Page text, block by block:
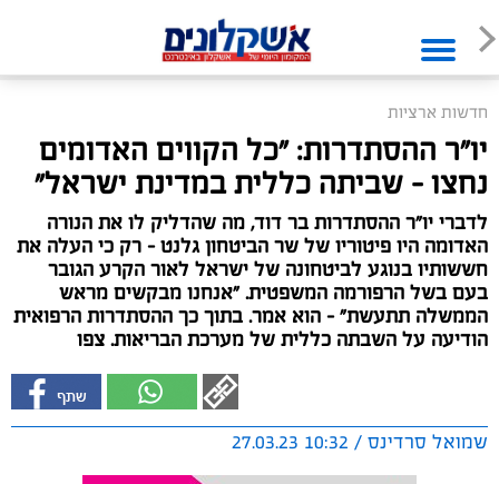
חדשות ארציות
יו״ר ההסתדרות: ״כל הקווים האדומים
נחצו - שביתה כללית במדינת ישראל״
לדברי יו"ר ההסתדרות בר דוד, מה שהדליק לו את הנורה
האדומה היו פיטוריו של שר הביטחון גלנט - רק כי העלה את
חששותיו בנוגע לביטחונה של ישראל לאור הקרע הגובר
בעם בשל הרפורמה המשפטית. "אנחנו מבקשים מראש
הממשלה תתעשת" - הוא אמר. בתוך כך ההסתדרות הרפואית
הודיעה על השבתה כללית של מערכת הבריאות. צפו
שמואל סרדינס / 10:32 27.03.23